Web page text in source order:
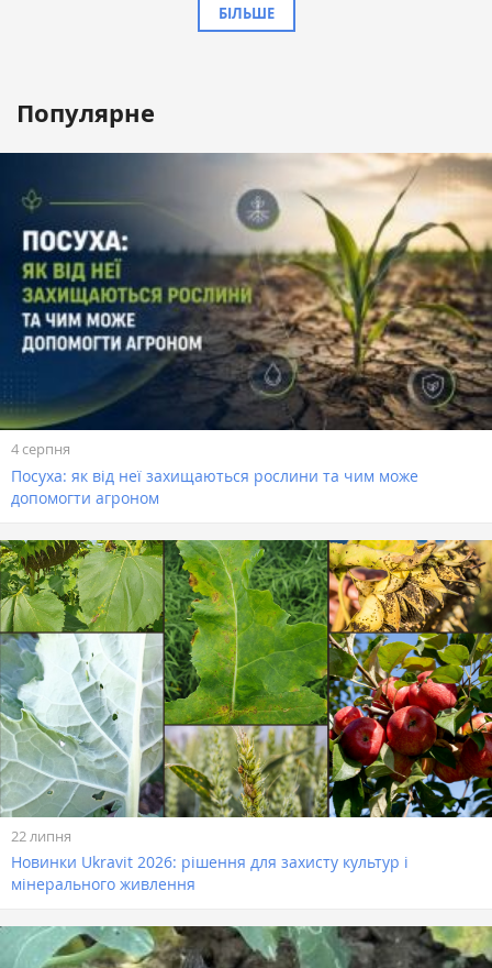
БІЛЬШЕ
Популярне
4 серпня
Посуха: як від неї захищаються рослини та чим може
допомогти агроном
22 липня
Новинки Ukravit 2026: рішення для захисту культур і
мінерального живлення